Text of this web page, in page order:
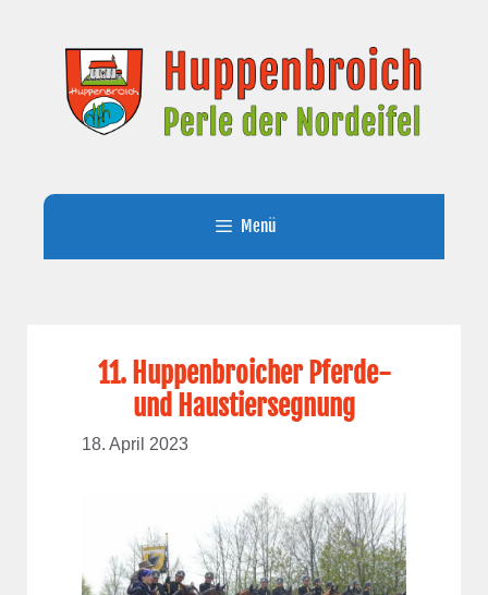
springen
Menü
11. Huppenbroicher Pferde-
und Haustiersegnung
18. April 2023